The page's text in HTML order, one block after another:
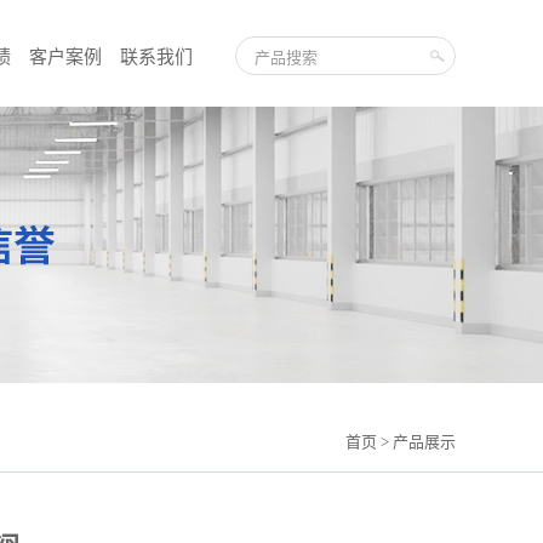
客户案例 联系我们
首页 > 产品展示